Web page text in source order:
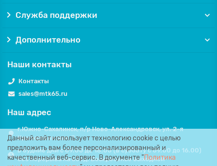
Данный сайт использует технологию cookie с целью
предложить вам более персонализированный и
качественный веб-сервис. В документе "Политика
Служба поддержки
Дополнительно
Наши контакты
Контакты
sales@mtk65.ru
Наш адрес
г.Южно-Сахалинск, п/р Ново-Александровск, ул. 2-я
Красносельская, 7.
в будние дни с 09.00 до 18.00 (в субботу с 09.00 до 16.00)
без перерыва на обед. Воскресенье выходной